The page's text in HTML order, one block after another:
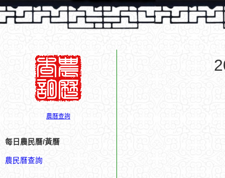
農曆查詢
每日農民曆/黃曆
農民曆查詢